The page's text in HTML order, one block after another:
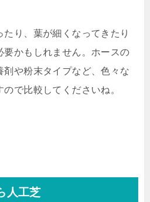
たり、葉が細くなってきたり
要かもしれません。ホースの
剤や粉末タイプなど、色々な
で比較してくださいね。
人工芝